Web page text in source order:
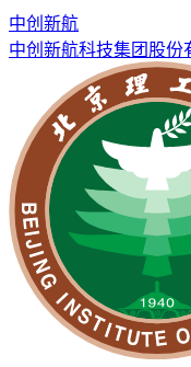
中创新航
中创新航科技集团股份